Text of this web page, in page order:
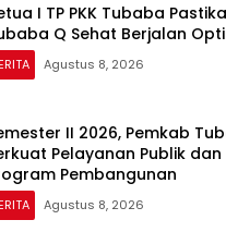
I TP PKK Tubaba
Q Sehat Berjalan
Agustus 8, 2026
II 2026, Pemkab
Pelayanan Publik
Pembangunan
Agustus 8, 2026